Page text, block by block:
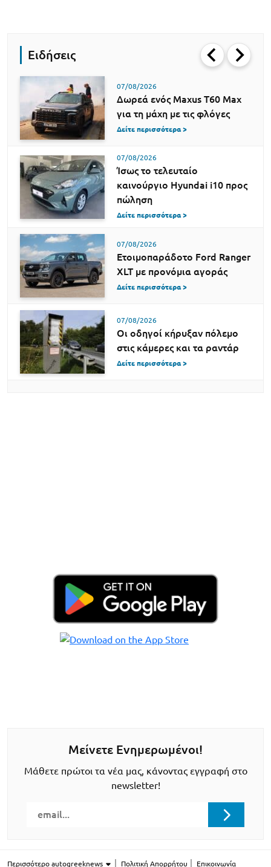
Ειδήσεις
07/08/2026
Δωρεά ενός Maxus T60 Max
για τη μάχη με τις φλόγες
Δείτε περισσότερα >
07/08/2026
Ίσως το τελευταίο
καινούργιο Hyundai i10 προς
πώληση
Δείτε περισσότερα >
07/08/2026
Ετοιμοπαράδοτο Ford Ranger
XLT με προνόμια αγοράς
Δείτε περισσότερα >
07/08/2026
Οι οδηγοί κήρυξαν πόλεμο
στις κάμερες και τα ραντάρ
Δείτε περισσότερα >
Μείνετε Ενημερωμένοι!
Μάθετε πρώτοι τα νέα μας, κάνοντας εγγραφή στο
newsletter!
Περισσότερο autogreeknews Πολιτική Απορρήτου Επικοινωνία